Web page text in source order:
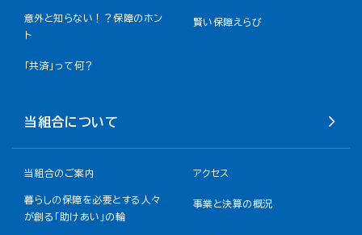
意外と知らない！？保障のホン
ト
賢い保障えらび
「共済」って何？
当組合について
当組合のご案内 アクセス
暮らしの保障を必要とする人々
が創る「助けあい」の輪
事業と決算の概況